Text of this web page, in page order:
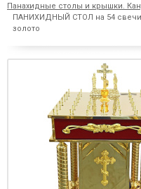
Панахидные столы и крышки.
ПАНИХИДНЫЙ СТОЛ на 54 свечи
золото